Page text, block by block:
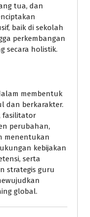
tua, dan
baik di sekolah
perkembangan
secara holistik.
membentuk
dan berkarakter.
fasilitator
perubahan,
menentukan
kebijakan
serta
strategis guru
global.